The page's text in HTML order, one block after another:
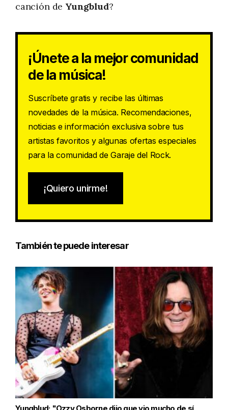
canción de Yungblud?
¡Únete a la mejor comunidad
de la música!
Suscríbete gratis y recibe las últimas
novedades de la música. Recomendaciones,
noticias e información exclusiva sobre tus
artistas favoritos y algunas ofertas especiales
para la comunidad de Garaje del Rock.
¡Quiero unirme!
También te puede interesar